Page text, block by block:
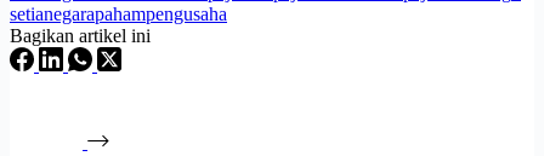
setianegarapahampengusaha
Bagikan artikel ini